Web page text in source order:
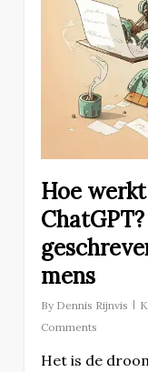
Hoe
mens
By Dennis Rijnvis
Comments
Het is de